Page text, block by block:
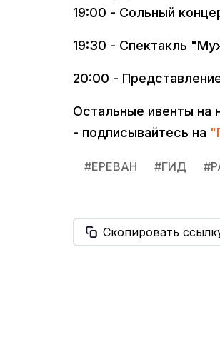
19:00 - Сольный
19:30 - Спектакль
20:00 -
Остальные ивенты на
- подписывайтесь на
#ЕРЕВАН #ГИД #
Скопировать